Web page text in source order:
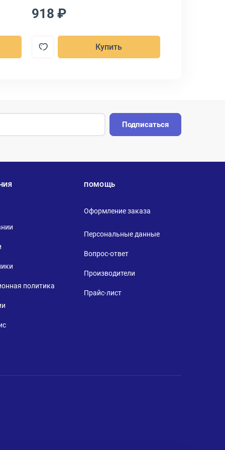
918 ₽
Купить
Подписаться
политика
ПОМОЩЬ
Оформление заказа
Персональные данные
Вопрос-ответ
Производители
Прайс-лист